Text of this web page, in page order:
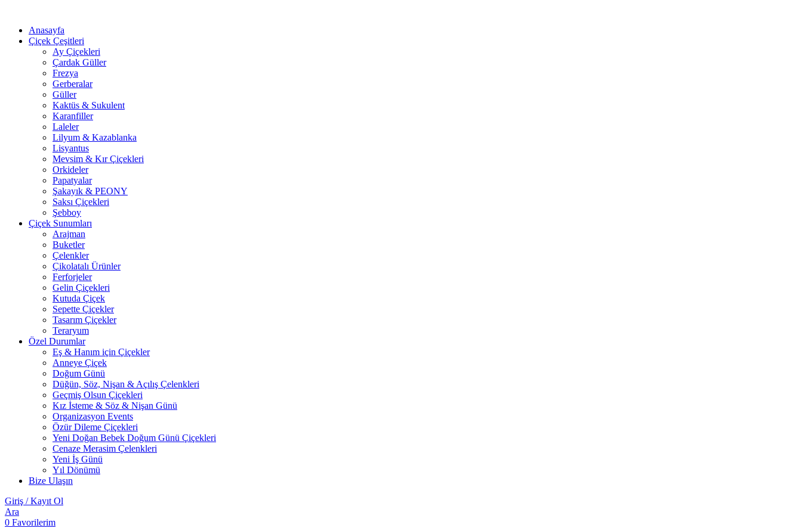
Anasayfa
Çiçek Çeşitleri
Ay Çiçekleri
Çardak Güller
Frezya
Gerberalar
Güller
Kaktüs & Sukulent
Karanfiller
Laleler
Lilyum & Kazablanka
Lisyantus
Mevsim & Kır Çiçekleri
Orkideler
Papatyalar
Şakayık & PEONY
Saksı Çiçekleri
Şebboy
Çiçek Sunumları
Arajman
Buketler
Çelenkler
Çikolatalı Ürünler
Ferforjeler
Gelin Çiçekleri
Kutuda Çiçek
Sepette Çiçekler
Tasarım Çiçekler
Teraryum
Özel Durumlar
Eş & Hanım için Çiçekler
Anneye Çiçek
Doğum Günü
Düğün, Söz, Nişan & Açılış Çelenkleri
Geçmiş Olsun Çiçekleri
Kız İsteme & Söz & Nişan Günü
Organizasyon Events
Özür Dileme Çiçekleri
Yeni Doğan Bebek Doğum Günü Çiçekleri
Cenaze Merasim Çelenkleri
Yeni İş Günü
Yıl Dönümü
Bize Ulaşın
Giriş / Kayıt Ol
Ara
0 Favorilerim